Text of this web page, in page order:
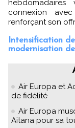
hebdomadaires
connexion
renforçant son
Intensification
modernisation
Air Europa et
de fidélité
Air Europa
Aitana pour sa